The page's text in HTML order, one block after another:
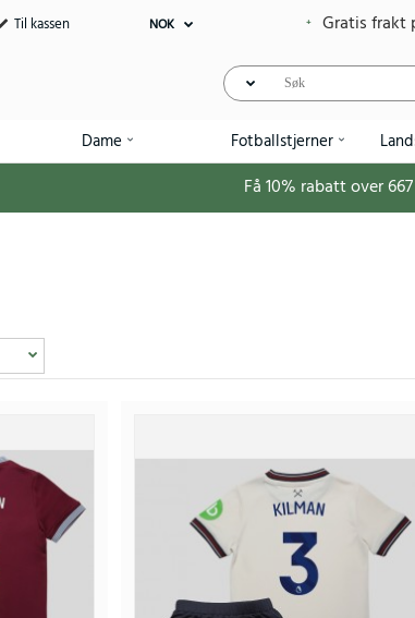
Til kassen NOK Gratis frakt
Dame Fotballstjerner
Få 10% rabatt over667